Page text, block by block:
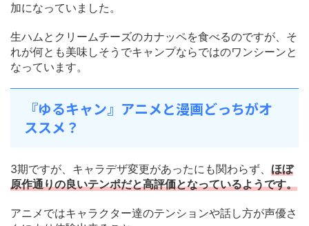
加になっていました。
生ハムとクリームチーズのカナッペを食べるのですが、そ
れが何とも美味しそうでキャンプならではのワンシーンと
なっています。
『ゆるキャン』アニメと漫画どっちがオ
ススメ？
3期ですが、キャラデザ変更があったにも関わらず、 ほぼ
原作通りの良いテンポだと高評価となっているようです。
アニメではキャラクター達のテンションや話し方が声優さ